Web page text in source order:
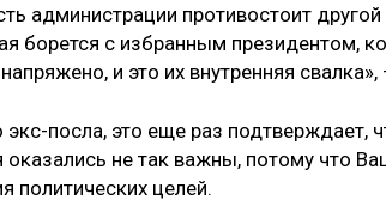
администрации противостоит
борется с избранным президентом,
и это их внутренняя
посла, это еще раз подтверждает,
не так важны, потому что
политических целей.